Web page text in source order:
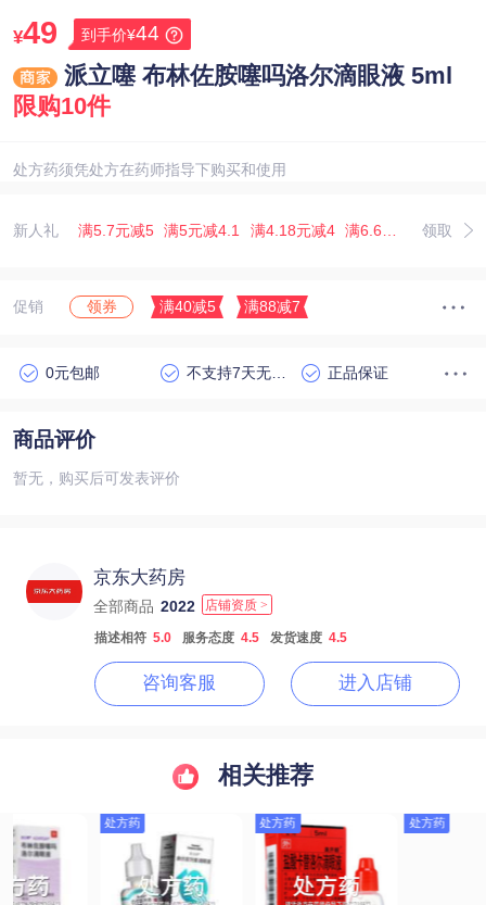
¥49 到手价¥44
派立噻 布林佐胺噻吗洛尔滴眼液 5ml
限购10件
处方药须凭处方在药师指导下购买和使用
新人礼 领取
满5.7元减5 满5元减4.1 满4.18元减4 满6.67元减5.07 满
促销 领券 满40减5 满88减7
0元包邮 正品保证
商品评价
暂无，购买后可发表评价
京东大药房
全部商品 2022 店铺资质 >
描述相符 5.0 服务态度 4.5 发货速度 4.5
咨询客服 进入店铺
相关推荐